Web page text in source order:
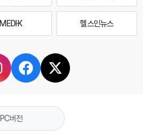
MEDI·K 헬스인뉴스
PC버전